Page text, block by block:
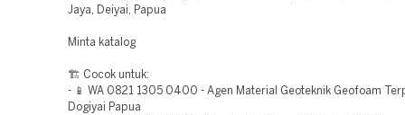
Jaya, Deiyai, Papua
Minta katalog
🏗️ Cocok untuk:
- 📱 WA 0821 1305 0400 - Agen Material Geoteknik Geofoam
Dogiyai Papua